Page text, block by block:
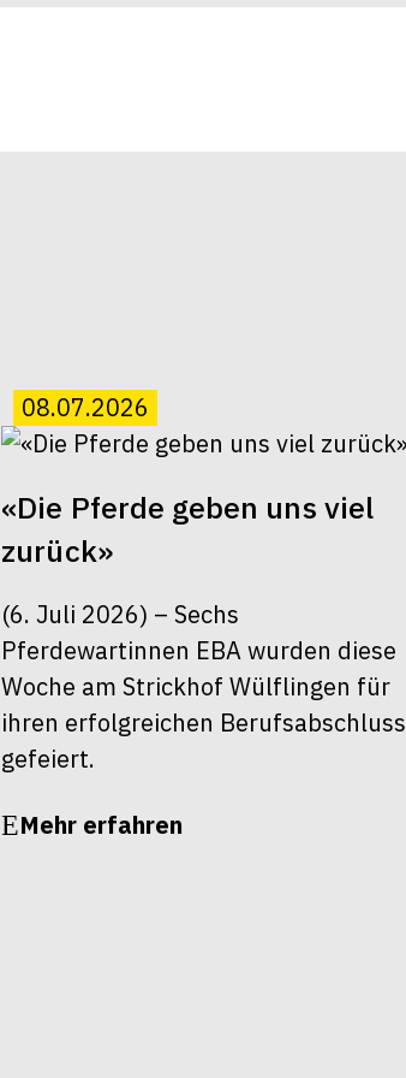
08.07.2026
«Die Pferde geben uns viel
zurück»
(6. Juli 2026) – Sechs
Pferdewartinnen EBA wurden diese
Woche am Strickhof Wülflingen für
ihren erfolgreichen Berufsabschluss
gefeiert.
Mehr erfahren